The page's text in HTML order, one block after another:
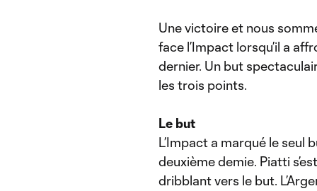
Une victoire et nous
face l’Impact lorsqu’il a
dernier. Un but
les trois points.
Le but
L’Impact a marqué le seul
deuxième demie. Piatti
dribblant vers le but.